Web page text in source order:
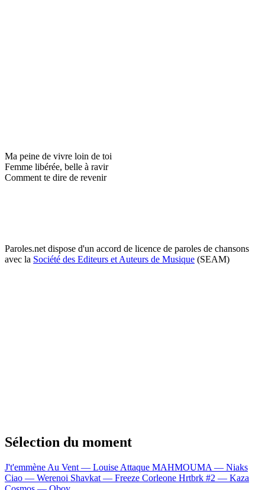
Ma peine de vivre loin de toi
Femme libérée, belle à ravir
Comment te dire de revenir
Paroles.net dispose d'un accord de licence de paroles de chansons
avec la Société des Editeurs et Auteurs de Musique (SEAM)
Sélection du moment
J't'emmène Au Vent — Louise Attaque MAHMOUMA — Niaks
Ciao — Werenoi Shavkat — Freeze Corleone Hrtbrk #2 — Kaza